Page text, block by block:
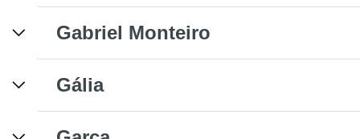
Gabriel Monteiro
Gália